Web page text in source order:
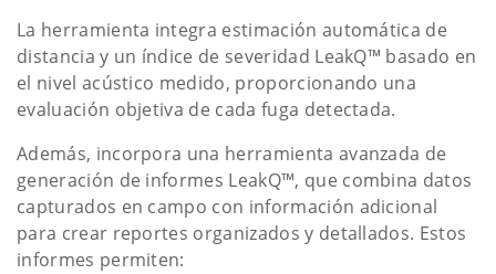
La herramienta integra estimación automática de
distancia y un índice de severidad LeakQ™ basado en
el nivel acústico medido, proporcionando una
evaluación objetiva de cada fuga detectada.
Además, incorpora una herramienta avanzada de
generación de informes LeakQ™, que combina datos
capturados en campo con información adicional
para crear reportes organizados y detallados. Estos
informes permiten: